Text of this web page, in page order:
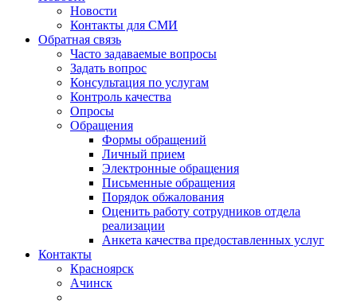
Новости
Контакты для СМИ
Обратная связь
Часто задаваемые вопросы
Задать вопрос
Консультация по услугам
Контроль качества
Опросы
Обращения
Формы обращений
Личный прием
Электронные обращения
Письменные обращения
Порядок обжалования
Оценить работу сотрудников отдела
реализации
Анкета качества предоставленных услуг
Контакты
Красноярск
Ачинск